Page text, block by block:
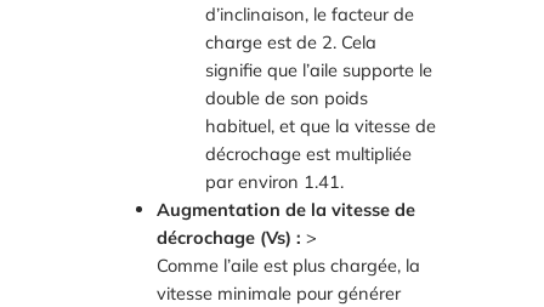
d’inclinaison, le facteur de
charge est de 2. Cela
signifie que l’aile supporte le
double de son poids
habituel, et que la vitesse de
décrochage est multipliée
par environ 1.41.
Augmentation de la vitesse de
décrochage (Vs) : >
Comme l’aile est plus chargée, la
vitesse minimale pour générer